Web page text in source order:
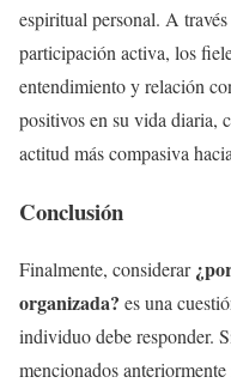
espiritual personal. A
participación activa, los
entendimiento y relación
positivos en su vida diaria,
actitud más compasiva
Conclusión
Finalmente, considerar
organizada? es una
individuo debe responder.
mencionados